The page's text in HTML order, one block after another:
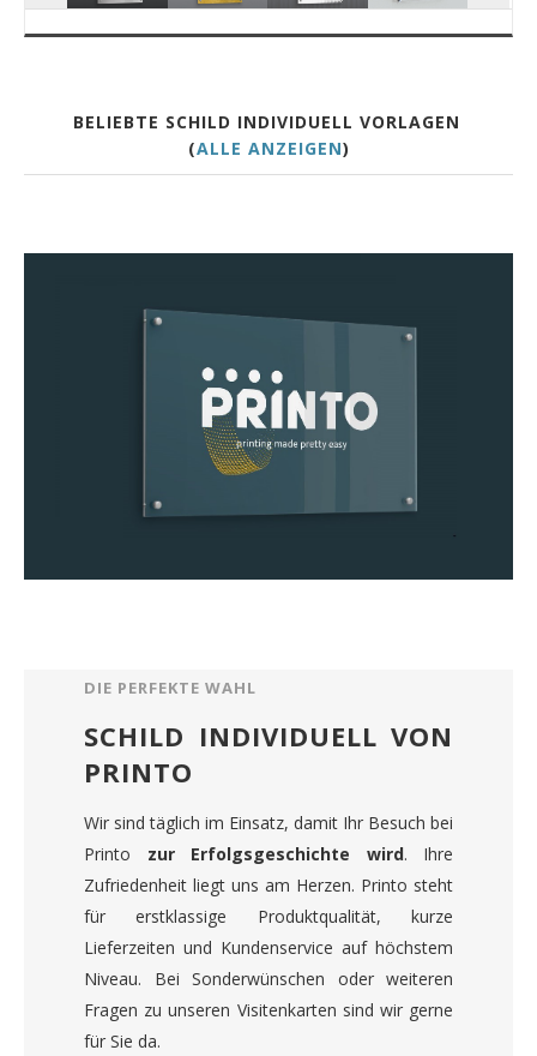
BELIEBTE SCHILD INDIVIDUELL VORLAGEN
(ALLE ANZEIGEN)
DIE PERFEKTE WAHL
SCHILD INDIVIDUELL VON
PRINTO
Wir sind täglich im Einsatz, damit Ihr Besuch bei
Printo zur Erfolgsgeschichte wird. Ihre
Zufriedenheit liegt uns am Herzen. Printo steht
für erstklassige Produktqualität, kurze
Lieferzeiten und Kundenservice auf höchstem
Niveau. Bei Sonderwünschen oder weiteren
Fragen zu unseren Visitenkarten sind wir gerne
für Sie da.